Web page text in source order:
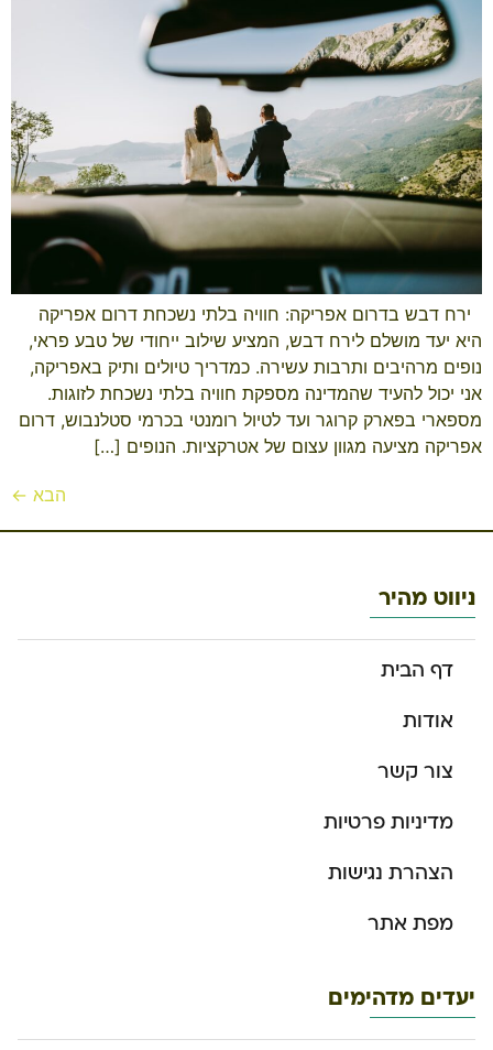
​ ​ ירח דבש בדרום אפריקה: חוויה בלתי נשכחת דרום אפריקה
היא יעד מושלם לירח דבש, המציע שילוב ייחודי של טבע פראי,
נופים מרהיבים ותרבות עשירה. כמדריך טיולים ותיק באפריקה,
אני יכול להעיד שהמדינה מספקת חוויה בלתי נשכחת לזוגות.
מספארי בפארק קרוגר ועד לטיול רומנטי בכרמי סטלנבוש, דרום
אפריקה מציעה מגוון עצום של אטרקציות. הנופים […]
הבא ←
ניווט מהיר
דף הבית
אודות
צור קשר
מדיניות פרטיות
הצהרת נגישות
מפת אתר
יעדים מדהימים